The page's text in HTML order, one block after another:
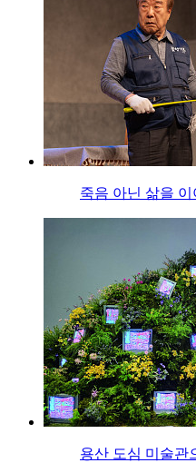
죽음 아닌 삶을 이
용산 도심 미술관